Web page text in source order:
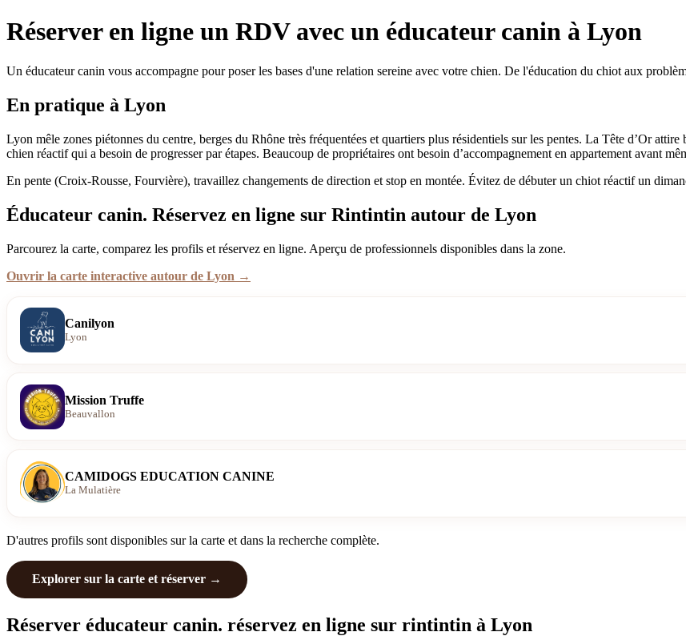
Réserver en ligne un RDV avec un éducateur canin à Lyon
Un éducateur canin vous accompagne pour poser les bases d'une relation sereine avec votre chien. De l'éducation du chiot aux
En pratique à Lyon
Lyon mêle zones piétonnes du centre, berges du Rhône très fréquentées et quartiers plus résidentiels sur les pentes. La Tête d’Or
chien réactif qui a besoin de progresser par étapes. Beaucoup de propriétaires ont besoin d’accompagnement en appartement avant
En pente (Croix-Rousse, Fourvière), travaillez changements de direction et stop en montée. Évitez de débuter un chiot réactif un
Éducateur canin. Réservez en ligne sur Rintintin autour de Lyon
Parcourez la carte, comparez les profils et réservez en ligne. Aperçu de professionnels disponibles dans la zone.
Ouvrir la carte interactive autour de Lyon →
Canilyon
Lyon
Mission Truffe
Beauvallon
CAMIDOGS EDUCATION CANINE
La Mulatière
D'autres profils sont disponibles sur la carte et dans la recherche complète.
Explorer sur la carte et réserver →
Réserver éducateur canin. réservez en ligne sur rintintin à Lyon